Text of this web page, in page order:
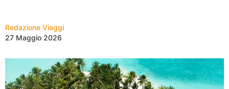
Redazione Viaggi
27 Maggio 2026